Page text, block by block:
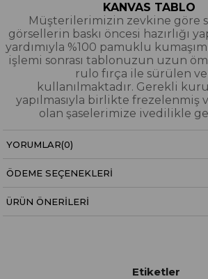
KANVAS TABLO
Müşterilerimizin zevkine göre
görsellerin baskı öncesi hazırlığı
yardımıyla %100 pamuklu
işlemi sonrası tablonuzun uzun
rulo fırça ile sürülen
kullanılmaktadır. Gerekli
yapılmasıyla birlikte
olan şaselerimize ivedilikle
paketleyerek tarafınıza
YAĞLI BOYA & SİM
dijital baskı alınıp hazırlanarak
eşliğinde boya dokunuşları / sim
YORUMLAR(0)
ÖDEME SEÇENEKLERI
ÜRÜN ÖNERILERI
Etiketler